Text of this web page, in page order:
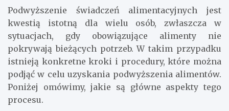
Podwyższenie świadczeń alimentacyjnych jest
kwestią istotną dla wielu osób, zwłaszcza w
sytuacjach, gdy obowiązujące alimenty nie
pokrywają bieżących potrzeb. W takim przypadku
istnieją konkretne kroki i procedury, które można
podjąć w celu uzyskania podwyższenia alimentów.
Poniżej omówimy, jakie są główne aspekty tego
procesu.